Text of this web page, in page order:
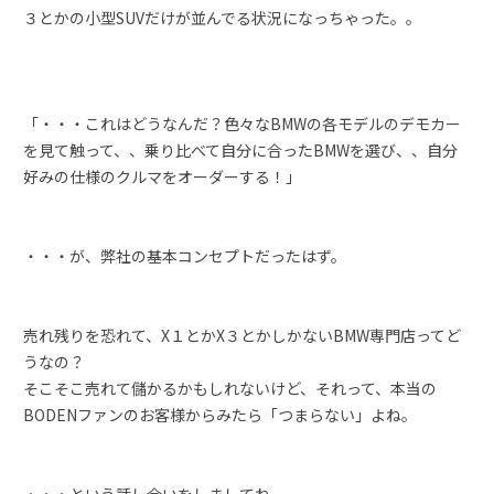
３とかの小型SUVだけが並んでる状況になっちゃった。。
「・・・これはどうなんだ？色々なBMWの各モデルのデモカー
を見て触って、、乗り比べて自分に合ったBMWを選び、、自分
好みの仕様のクルマをオーダーする！」
・・・が、弊社の基本コンセプトだったはず。
売れ残りを恐れて、X１とかX３とかしかないBMW専門店ってど
うなの？
そこそこ売れて儲かるかもしれないけど、それって、本当の
BODENファンのお客様からみたら「つまらない」よね。